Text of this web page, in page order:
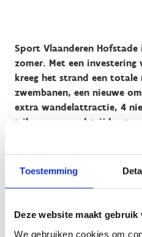
Toestemming
Deze website maakt gebruik
We gebruiken cookies om
Sport Vlaanderen
zomer. Met een
kreeg het strand een totale
zwembanen, een nieuwe
extra wandelattractie, 4
tribune om wedstrijden te
recreatiesites van Sport